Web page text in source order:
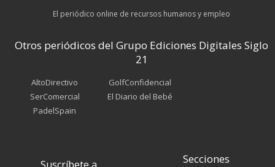
El periódico online de recursos humanos y empleo
Otros periódicos del Grupo Ediciones Digitales Siglo
21
AltoDirectivo
SerComercial
PadelSpain
GolfConfidencial
El Diario del Bebé
Secciones